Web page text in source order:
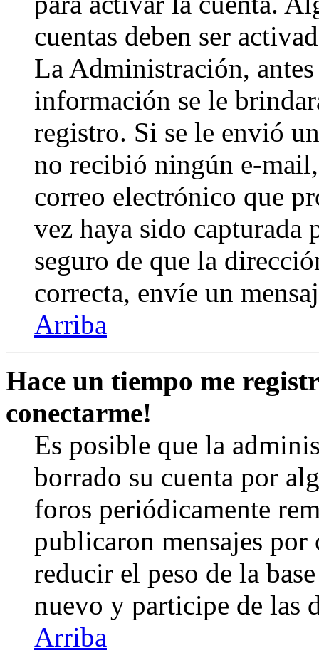
cuentas deben ser
La Administración,
información se le
registro. Si se le envió
no recibió ningún e-
correo electrónico que
vez haya sido
seguro de que la
correcta, envíe un
Arriba
Hace un tiempo me
conectarme!
Es posible que la
borrado su cuenta por
foros periódicamente
publicaron mensajes
reducir el peso de la
nuevo y participe de las
Arriba